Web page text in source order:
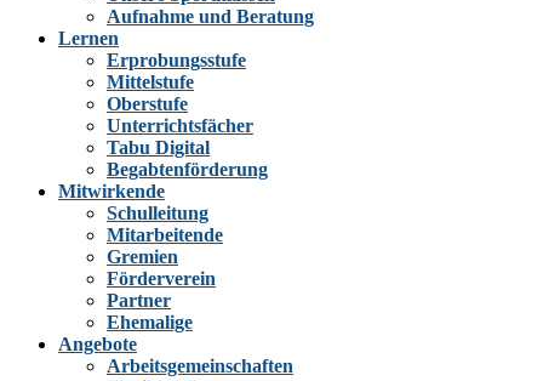
Aufnahme und Beratung
Lernen
Erprobungsstufe
Mittelstufe
Oberstufe
Unterrichtsfächer
Tabu Digital
Begabtenförderung
Mitwirkende
Schulleitung
Mitarbeitende
Gremien
Förderverein
Partner
Ehemalige
Angebote
Arbeitsgemeinschaften